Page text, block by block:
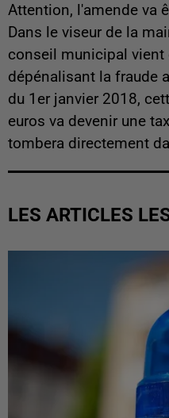
Attention, l'amende va
Dans le viseur de la
conseil municipal vient
dépénalisant la fraude
du 1er janvier 2018,
euros va devenir une
tombera directement
LES ARTICLES